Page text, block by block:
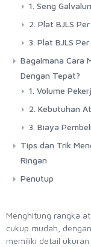
1. Seng
2. Plat BJLS
3. Plat BJLS
Bagaimana Cara
Dengan Tepat?
1. Volume
2. Kebutuhan
3. Biaya
Tips dan Trik
Ringan
Penutup
Menghitung rangka
cukup mudah,
memiliki detail